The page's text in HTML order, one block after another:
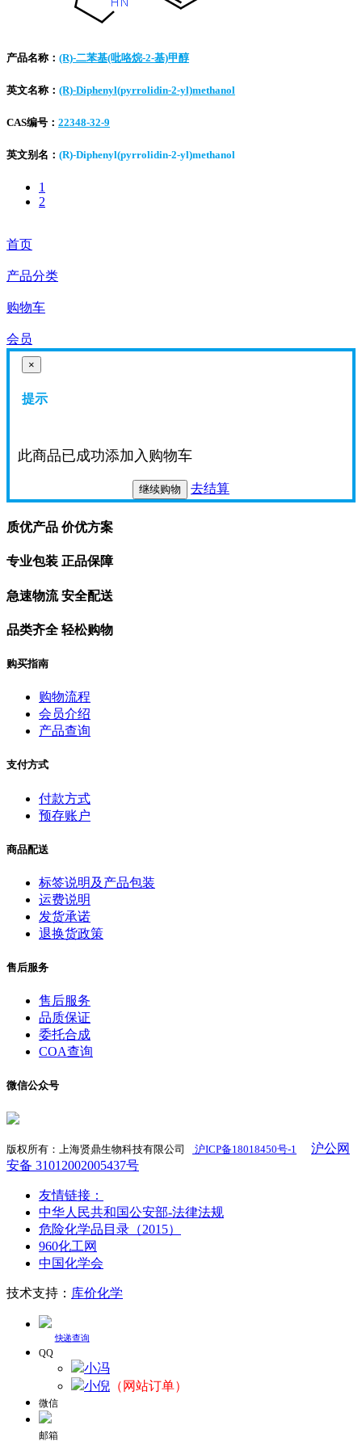
产品名称： (R)-二苯基(吡咯烷-2-基)甲醇
英文名称： (R)-Diphenyl(pyrrolidin-2-yl)methanol
CAS编号： 22348-32-9
英文别名： (R)-Diphenyl(pyrrolidin-2-yl)methanol
1
2
首页
产品分类
购物车
会员
×
提示
此商品已成功添加入购物车
继续购物 去结算
质优产品 价优方案
专业包装 正品保障
急速物流 安全配送
品类齐全 轻松购物
购买指南
购物流程
会员介绍
产品查询
支付方式
付款方式
预存账户
商品配送
标签说明及产品包装
运费说明
发货承诺
退换货政策
售后服务
售后服务
品质保证
委托合成
COA查询
微信公众号
版权所有：上海贤鼎生物科技有限公司 沪ICP备18018450号-1
沪公网
安备 31012002005437号
友情链接：
中华人民共和国公安部-法律法规
危险化学品目录（2015）
960化工网
中国化学会
技术支持： 库价化学
快递查询
QQ
小冯
小倪 （网站订单）
微信
邮箱